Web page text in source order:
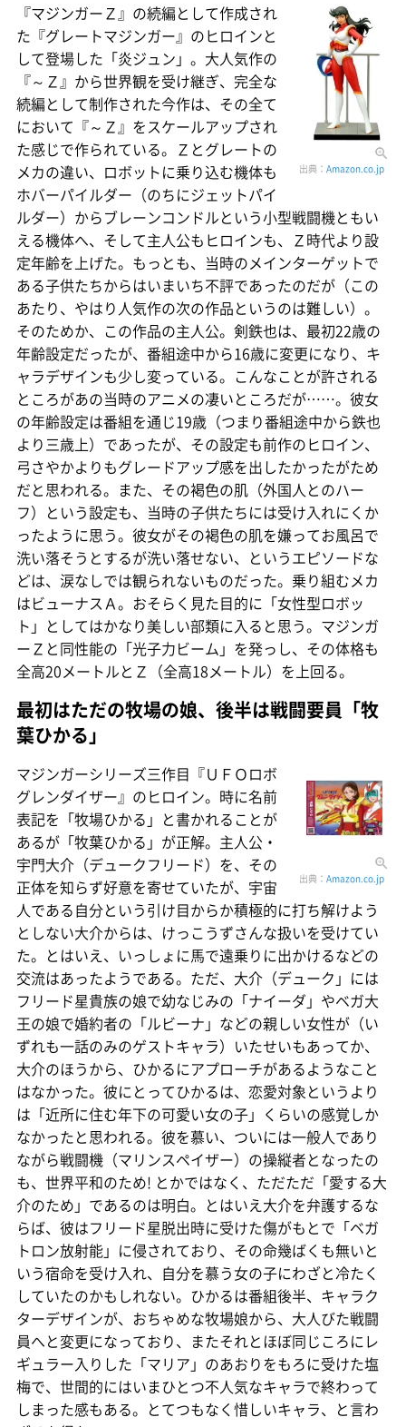
出典： Amazon.co.jp
『マジンガーＺ』の続編として作成され
た『グレートマジンガー』のヒロインと
して登場した「炎ジュン」。大人気作の
『～Ｚ』から世界観を受け継ぎ、完全な
続編として制作された今作は、その全て
において『～Ｚ』をスケールアップされ
た感じで作られている。Ｚとグレートの
メカの違い、ロボットに乗り込む機体も
ホバーパイルダー（のちにジェットパイ
ルダー）からブレーンコンドルという小型戦闘機ともい
える機体へ、そして主人公もヒロインも、Ｚ時代より設
定年齢を上げた。もっとも、当時のメインターゲットで
ある子供たちからはいまいち不評であったのだが（この
あたり、やはり人気作の次の作品というのは難しい）。
そのためか、この作品の主人公。剣鉄也は、最初22歳の
年齢設定だったが、番組途中から16歳に変更になり、キ
ャラデザインも少し変っている。こんなことが許される
ところがあの当時のアニメの凄いところだが……。彼女
の年齢設定は番組を通じ19歳（つまり番組途中から鉄也
より三歳上）であったが、その設定も前作のヒロイン、
弓さやかよりもグレードアップ感を出したかったがため
だと思われる。また、その褐色の肌（外国人とのハー
フ）という設定も、当時の子供たちには受け入れにくか
ったように思う。彼女がその褐色の肌を嫌ってお風呂で
洗い落そうとするが洗い落せない、というエピソードな
どは、涙なしでは観られないものだった。乗り組むメカ
はビューナスＡ。おそらく見た目的に「女性型ロボッ
ト」としてはかなり美しい部類に入ると思う。マジンガ
ーＺと同性能の「光子力ビーム」を発っし、その体格も
全高20メートルとＺ（全高18メートル）を上回る。
最初はただの牧場の娘、後半は戦闘要員「牧
葉ひかる」
出典： Amazon.co.jp
マジンガーシリーズ三作目『ＵＦＯロボ
グレンダイザー』のヒロイン。時に名前
表記を「牧場ひかる」と書かれることが
あるが「牧葉ひかる」が正解。主人公・
宇門大介（デュークフリード）を、その
正体を知らず好意を寄せていたが、宇宙
人である自分という引け目からか積極的に打ち解けよう
としない大介からは、けっこうずさんな扱いを受けてい
た。とはいえ、いっしょに馬で遠乗りに出かけるなどの
交流はあったようである。ただ、大介（デューク」には
フリード星貴族の娘で幼なじみの「ナイーダ」やベガ大
王の娘で婚約者の「ルビーナ」などの親しい女性が（い
ずれも一話のみのゲストキャラ）いたせいもあってか、
大介のほうから、ひかるにアプローチがあるようなこと
はなかった。彼にとってひかるは、恋愛対象というより
は「近所に住む年下の可愛い女の子」くらいの感覚しか
なかったと思われる。彼を慕い、ついには一般人であり
ながら戦闘機（マリンスペイザー）の操縦者となったの
も、世界平和のため! とかではなく、ただただ「愛する大
介のため」であるのは明白。とはいえ大介を弁護するな
らば、彼はフリード星脱出時に受けた傷がもとで「ベガ
トロン放射能」に侵されており、その命幾ばくも無いと
いう宿命を受け入れ、自分を慕う女の子にわざと冷たく
していたのかもしれない。ひかるは番組後半、キャラク
ターデザインが、おちゃめな牧場娘から、大人びた戦闘
員へと変更になっており、またそれとほぼ同じころにレ
ギュラー入りした「マリア」のあおりをもろに受けた塩
梅で、世間的にはいまひとつ不人気なキャラで終わって
しまった感もある。とてつもなく惜しいキャラ、と言わ